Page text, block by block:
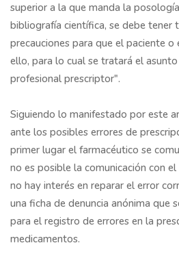
superior a la que manda la
bibliografía científica, se debe tener
precauciones para que el paciente
ello, para lo cual se tratará el
profesional prescriptor".
Siguiendo lo manifestado por este
ante los posibles errores de
primer lugar el farmacéutico se
no es posible la comunicación con
no hay interés en reparar el error
una ficha de denuncia anónima que
para el registro de errores en la
medicamentos.